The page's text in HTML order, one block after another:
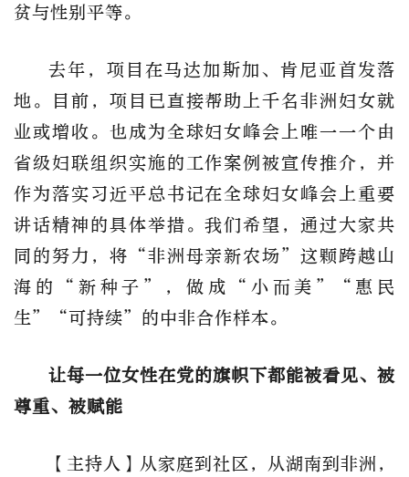
贫与性别平等。
去年，项目在马达加斯加、肯尼亚首发落
地。目前，项目已直接帮助上千名非洲妇女就
业或增收。也成为全球妇女峰会上唯一一个由
省级妇联组织实施的工作案例被宣传推介，并
作为落实习近平总书记在全球妇女峰会上重要
讲话精神的具体举措。我们希望，通过大家共
同的努力，将“非洲母亲新农场”这颗跨越山
海的“新种子”，做成“小而美”“惠民
生”“可持续”的中非合作样本。
让每一位女性在党的旗帜下都能被看见、被
尊重、被赋能
【主持人】从家庭到社区，从湖南到非洲，